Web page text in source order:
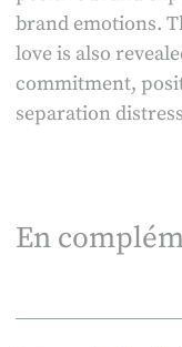
brand emotions.
love is also
commitment,
separation
En